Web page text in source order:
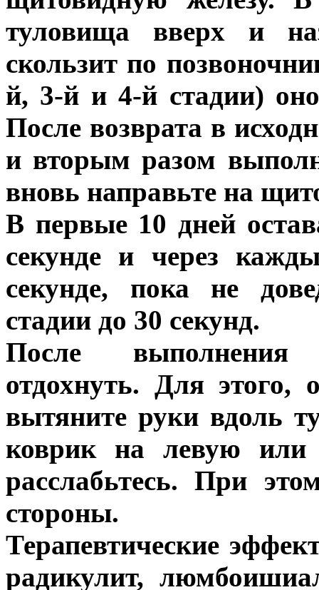
туловища вверх и
скользит по
й, 3-й и 4-й стадии)
После возврата в
и вторым разом
вновь направьте на
В первые 10 дней
секунде и через
секунде, пока не
стадии до 30 секунд.
После выполнения
отдохнуть. Для этого,
вытяните руки вдоль
коврик на левую
расслабьтесь. При
стороны.
Терапевтические
радикулит,